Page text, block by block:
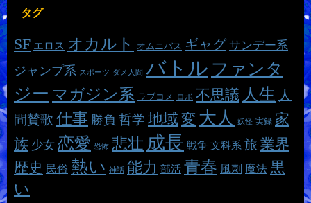
タグ
SF エロス オカルト オムニバス ギャグ サンデー系
ジャンプ系 スポーツ ダメ人間 バトル ファンタ
ジー マガジン系 ラブコメ ロボ 不思議 人生 人
間賛歌 仕事 勝負 哲学 地域 変 大人 妖怪 実録 家
族 少女 恋愛 恐怖 悲壮 成長 戦争 文科系 旅 業界
歴史 民俗 熱い 神話 能力 部活 青春 風刺 魔法 黒
い